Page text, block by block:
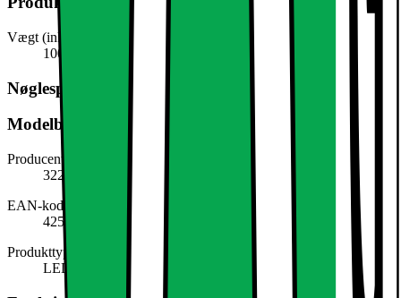
Vægt (inkl. emballage)
100,0 g
Nøglespecifikation
Modelbeskrivelse
Producentens varenummer
322005468
EAN-kode
4251417246765
Produkttype
LED-pære